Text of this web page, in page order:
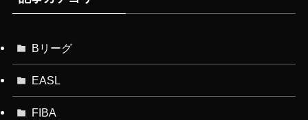
Bリーグ
EASL
FIBA